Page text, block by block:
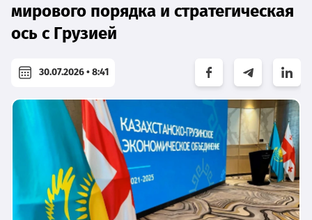
мирового порядка и стратегическая
ось с Грузией
30.07.2026 • 8:41